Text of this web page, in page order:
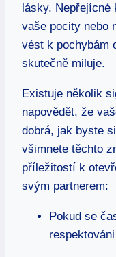
lásky. Nepřejícné
vaše pocity nebo
vést k pochybám
skutečně miluje.
Existuje několik
napovědět, že
dobrá, jak byste
všimnete těchto
příležitostí k
svým partnerem:
Pokud se